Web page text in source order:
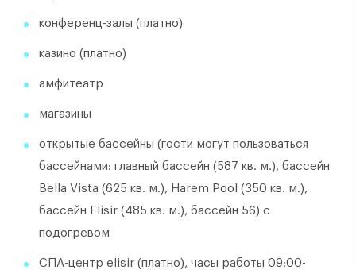
конференц-залы (платно)
казино (платно)
амфитеатр
магазины
открытые бассейны (гости могут пользоваться
бассейнами: главный бассейн (587 кв. м.), бассейн
Bella Vista (625 кв. м.), Harem Pool (350 кв. м.),
бассейн Elisir (485 кв. м.), бассейн 56) с
подогревом
СПА-центр elisir (платно), часы работы 09:00-